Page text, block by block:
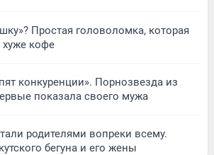
Простая головоломка, которая
хуже кофе
конкуренции». Порнозвезда из
показала своего мужа
родителями вопреки всему.
бегуна и его жены